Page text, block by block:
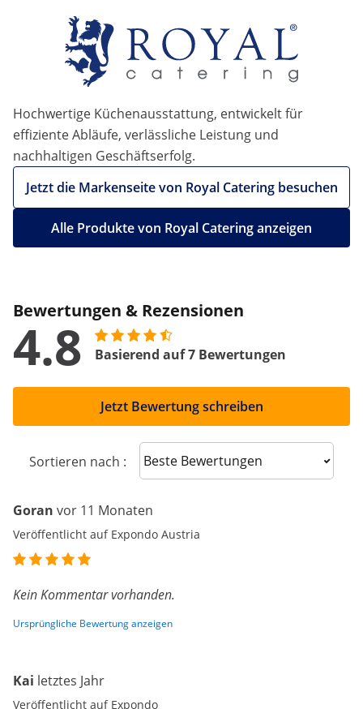
Hochwertige Küchenausstattung, entwickelt für
effiziente Abläufe, verlässliche Leistung und
nachhaltigen Geschäftserfolg.
Jetzt die Markenseite von Royal Catering besuchen
Alle Produkte von Royal Catering anzeigen
Bewertungen & Rezensionen
4.8 Basierend auf 7 Bewertungen
Jetzt Bewertung schreiben
Sortieren nach : Sort reviews
Goran vor 11 Monaten
Veröffentlicht auf Expondo Austria
Kein Kommentar vorhanden.
Ursprüngliche Bewertung anzeigen
Kai letztes Jahr
Veröffentlicht auf Expondo